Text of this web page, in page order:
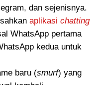
dan sejenisnya.
aplikasi chatting
WhatsApp pertama
kedua untuk
baru (smurf) yang